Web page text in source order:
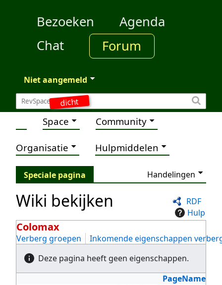
dicht
Bezoeken
Agenda
Chat
Forum
Niet aangemeld
Space Community
Organisatie Hulpmiddelen
Speciale pagina Handelingen
RDF
Hulp
Wiki bekijken
Colomax
Verberg groepen
Inkomende eigenschappen
Deze pagina heeft geen eigenschappen.
PageName